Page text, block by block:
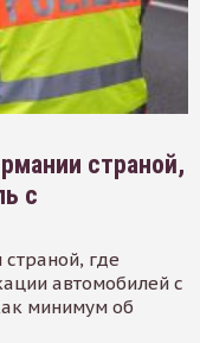
страной,
с
страной, где
автомобилей с
минимум об